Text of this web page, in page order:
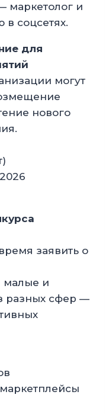
маркетолог и
соцсетях.
для
могут
нового
заявить о
малые и
разных сфер —